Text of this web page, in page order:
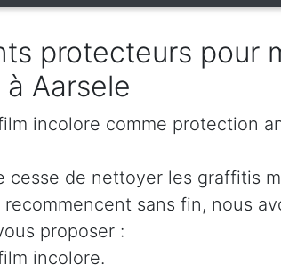
protecteurs pour
Aarsele
incolore comme protection
cesse de nettoyer les graffitis
sans fin, nous
proposer :
incolore.